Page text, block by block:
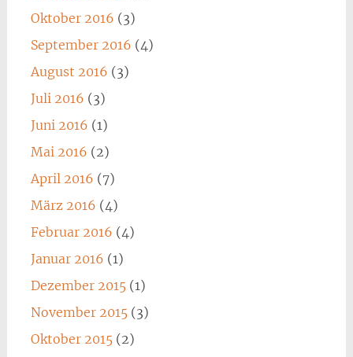
Oktober 2016 (3)
September 2016 (4)
August 2016 (3)
Juli 2016 (3)
Juni 2016 (1)
Mai 2016 (2)
April 2016 (7)
März 2016 (4)
Februar 2016 (4)
Januar 2016 (1)
Dezember 2015(1)
November 2015(3)
Oktober 2015(2)